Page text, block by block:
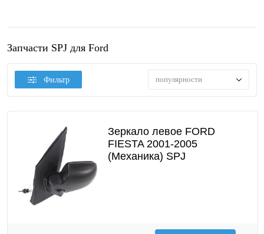
Запчасти SPJ для Ford
Фильтр популярности
Зеркало левое FORD
FIESTA 2001-2005
(Механика) SPJ